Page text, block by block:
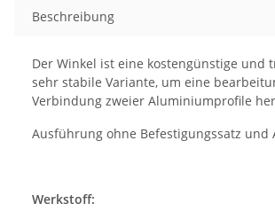
Beschreibung
Der Winkel ist eine kostengünstige und
sehr stabile Variante, um eine
Verbindung zweier Aluminiumprofile
Ausführung ohne Befestigungssatz und
Werkstoff: